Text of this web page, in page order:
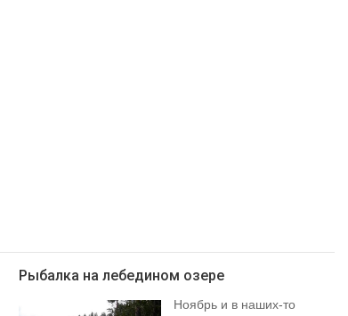
Рыбалка на лебедином озере
Ноябрь и в наших-то